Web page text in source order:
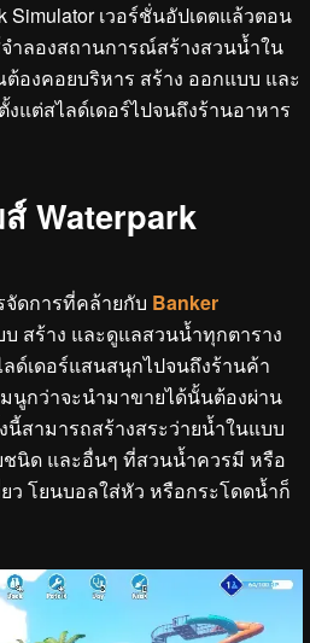
Simulator เวอร์ชั่นอัปเดตแล้วตอน
จำลองสถานการณ์สร้างสวนน้ำใน
งคอยบริหาร สร้าง ออกแบบ และ
แต่สไลด์เดอร์ไปจนถึงร้านอาหาร
ส์ Waterpark
จัดการที่คล้ายกับ Banker
สร้าง และดูแลสวนน้ำทุกตาราง
ด์เดอร์แสนสนุกไปจนถึงร้านค้า
นูกว่าจะนำมาขายได้นั้นต้องผ่าน
สามารถสร้างสระว่ายน้ำในแบบ
ชนิด และอื่นๆ ที่สวนน้ำควรมี หรือ
ว โยนบอลใส่หัว หรือกระโดดน้ำก็